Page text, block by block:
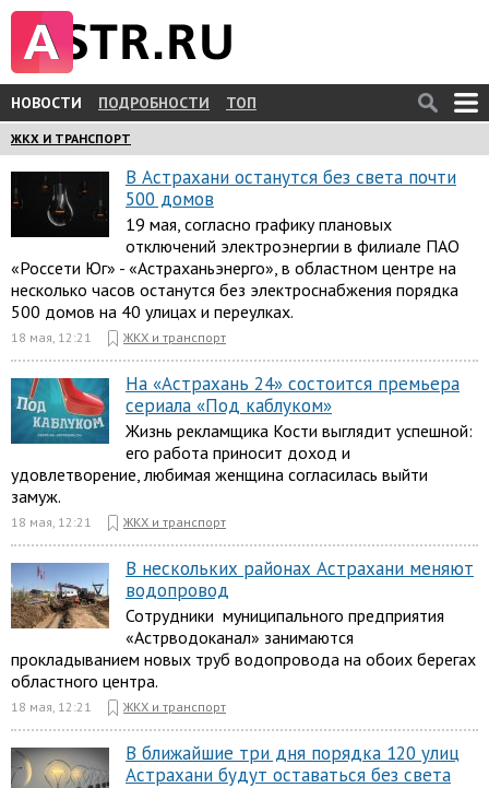
НОВОСТИ ПОДРОБНОСТИ ТОП
ЖКХ И ТРАНСПОРТ
В Астрахани останутся без света почти
500 домов
19 мая, согласно графику плановых
отключений электроэнергии в филиале ПАО
«Россети Юг» - «Астраханьэнерго», в областном центре на
несколько часов останутся без электроснабжения порядка
500 домов на 40 улицах и переулках.
18 мая, 12:21 ЖКХ и транспорт
На «Астрахань 24» состоится премьера
сериала «Под каблуком»
Жизнь рекламщика Кости выглядит успешной:
его работа приносит доход и
удовлетворение, любимая женщина согласилась выйти
замуж.
18 мая, 12:21 ЖКХ и транспорт
В нескольких районах Астрахани меняют
водопровод
Сотрудники муниципального предприятия
«Астрводоканал» занимаются
прокладыванием новых труб водопровода на обоих берегах
областного центра.
18 мая, 12:21 ЖКХ и транспорт
В ближайшие три дня порядка 120 улиц
Астрахани будут оставаться без света